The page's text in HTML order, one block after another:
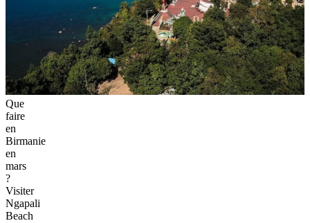
Que
faire
en
Birmanie
en
mars
?
Visiter
Ngapali
Beach